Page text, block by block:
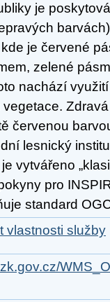
je
je červené
zelené
nachází
červenou
lesnický
vytvářeno
pro
standard
vlastnosti služby